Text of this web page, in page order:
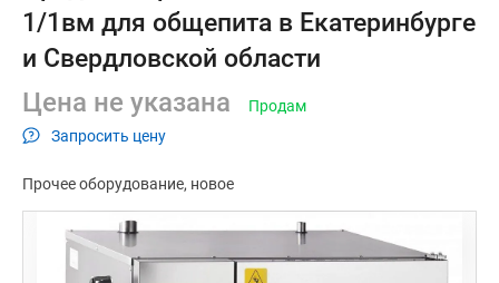
1/1вм для общепита в Екатеринбурге
и Свердловской области
Цена не указана
Запросить цену
Продам
Прочее оборудование новое